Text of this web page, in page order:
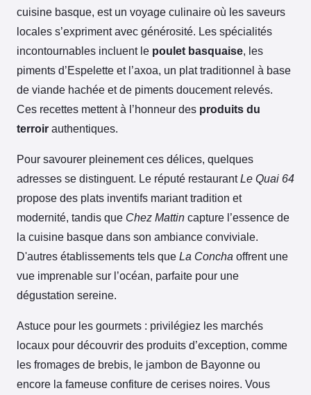
cuisine basque, est un voyage culinaire où les saveurs
locales s’expriment avec générosité. Les spécialités
incontournables incluent le poulet basquaise, les
piments d’Espelette et l’axoa, un plat traditionnel à base
de viande hachée et de piments doucement relevés.
Ces recettes mettent à l’honneur des produits du
terroir authentiques.
Pour savourer pleinement ces délices, quelques
adresses se distinguent. Le réputé restaurantLe Quai 64
propose des plats inventifs mariant tradition et
modernité, tandis que Chez Mattin capture l’essence de
la cuisine basque dans son ambiance conviviale.
D'autres établissements tels que La Concha offrent une
vue imprenable sur l’océan, parfaite pour une
dégustation sereine.
Astuce pour les gourmets : privilégiez les marchés
locaux pour découvrir des produits d’exception, comme
les fromages de brebis, le jambon de Bayonne ou
encore la fameuse confiture de cerises noires. Vous